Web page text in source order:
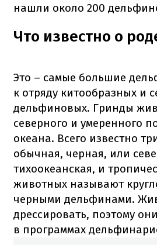
нашли около 200
Что известно о
Это – самые большие
к отряду китообразных и
дельфиновых. Гринды
северного и умеренного
океана. Всего известно
обычная, черная, или
тихоокеанская, и
животных называют
черными дельфинами.
дрессировать, поэтому
в программах